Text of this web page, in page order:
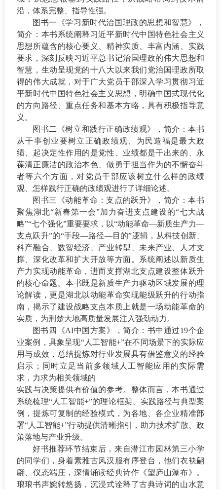
沿，体系完整、指导性强。
图书一《学习新时代治国理政的思想和智慧》，
简介：本书系统阐释习近平新时代中国特色社会主义
思想所蕴含的核心要义、精神实质、丰富内涵、实践
要求，深刻反映习近平总书记治国理政的伟大思想和
智慧，生动呈现党的十八大以来我们党治国理政所取
得的伟大成就，对于广大党员干部深入学习贯彻习近
平新时代中国特色社会主义思想，明确中国式现代化
的方向路径、重点任务和基本方略，具有积极指导意
义。
图书二《树立和践行正确政绩观》，简介：本书
从干事创业要树立正确政绩观、为民造福是最大政
绩、起决定性作用的是党性、业绩都是干出来的、永
葆清正廉洁的政治本色、做勇于担当作为的不懈奋斗
者等六个方面，对党员干部应该树立什么样的政绩
观、怎样践行正确的政绩观进行了详细论述。
图书三《动能革命：支点的跃升》，简介：本书
聚焦湖北“新春第一会”加力奋进支点建设的“七大战
略”“七个强化”重要要求，以“动能革命—新质生产力—
支点跃升”的“手段—路径—目的”逻辑，从科技创新、
科产融合、数智经济、产业转型、未来产业、人才支
撑、深化改革和扩大开放等方面。系统阐述以新质生
产力实现动能革命，进而支撑湖北支点建设整体跃升
的核心命题。本书既是新质生产力驱动区域发展的理
论解读，更是湖北以动能革命实现能级跃升的行动指
南，揭示了建设战略支点本质上就是一场动能革命的
实质，为荆楚大地高质量发展注入强劲动力。
图书四《AI中国方案》，简介：书中通过19个企
业案例，具象呈现“人工智能+”在不同场景下的实际应
用与成效，总结提炼对行业发展具有借鉴意义的经验
启示；同时立足当前多领域人工智能应用的实际需
求，力求为相关领域的
实践与决策提供有价值的参考。整体而言，本书通过
系统梳理“人工智能+”的理论框架、实践路径与典型案
例，提炼可复制的经验模式，为各地、各企业精准部
署“人工智能+”行动提供清晰指引，助力技术扩散、政
策落地与产业升级。
好书推荐环节结束后，来自潜江市园林第三小学
的同学们，身着素雅古风汉服有序登台，他们衣袂翩
翩、仪态端庄，深情诵读经典诗作《望庐山瀑布》。
琅琅书声婉转悠扬，沉浸式诠释了古典诗词的山水意